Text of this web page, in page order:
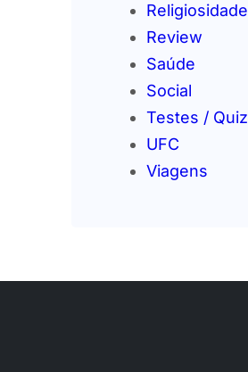
Religiosidade
Review
Saúde
Social
Testes / Quiz
UFC
Viagens